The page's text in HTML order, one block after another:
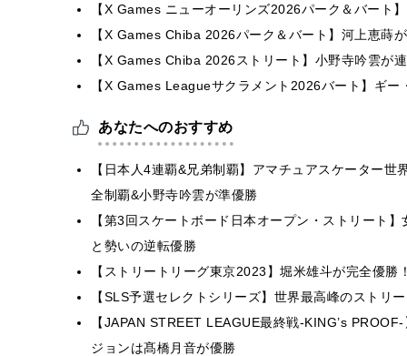
【X Games ニューオーリンズ2026パーク＆バート
【X Games Chiba 2026パーク＆バート】河上恵蒔
【X Games Chiba 2026ストリート】小野寺吟雲が
【X Games Leagueサクラメント2026バート】ギ
あなたへのおすすめ
【日本人4連覇&兄弟制覇】アマチュアスケーター
全制覇&小野寺吟雲が準優勝
【第3回スケートボード日本オープン・ストリート
と勢いの逆転優勝
【ストリートリーグ東京2023】堀米雄斗が完全優勝
【SLS予選セレクトシリーズ】世界最高峰のストリ
【JAPAN STREET LEAGUE最終戦-KING’s
ジョンは髙橋月音が優勝